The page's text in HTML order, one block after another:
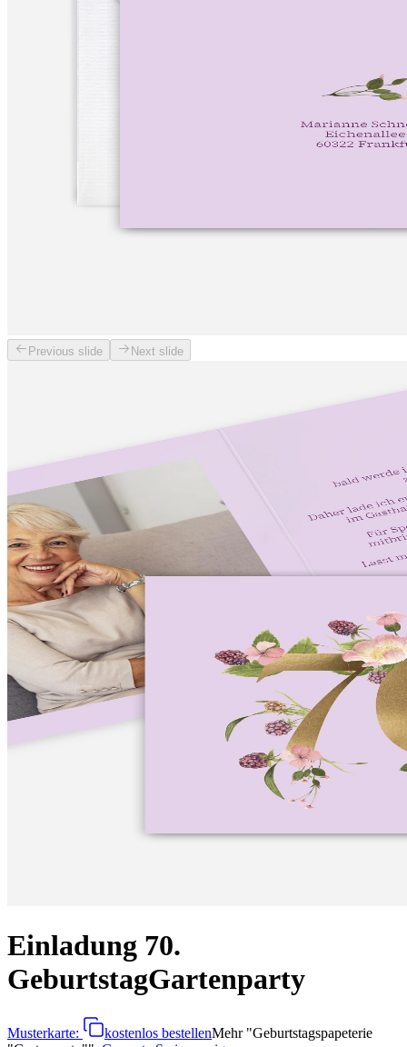
Previous slide Next slide
Einladung 70.
GeburtstagGartenparty
Musterkarte: kostenlos bestellenMehr"Geburtstagspapeterie